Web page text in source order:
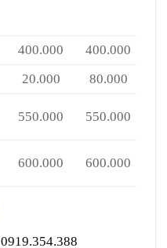
400.000
400.000
20.000
80.000
550.000 550.000
600.000 600.000
0919.354.388